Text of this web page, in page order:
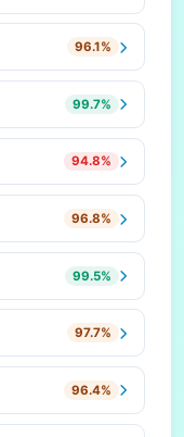
96.1%
99.7%
94.8%
96.8%
99.5%
97.7%
96.4%